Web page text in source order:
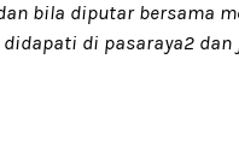
bila diputar bersama
di pasaraya2